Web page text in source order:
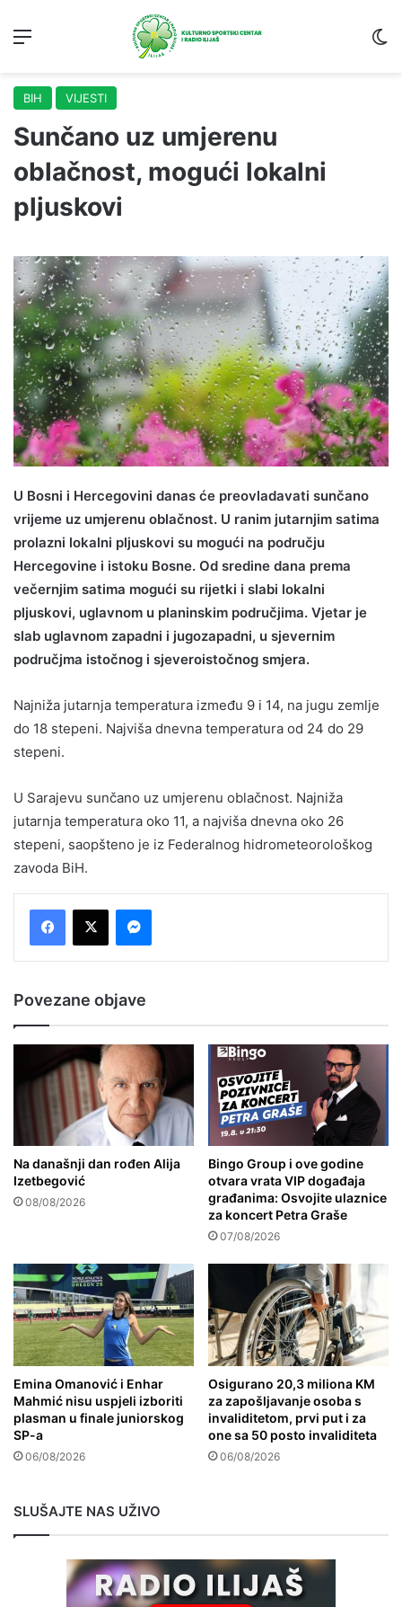
BIH VIJESTI
Sunčano uz umjerenu
oblačnost, mogući lokalni
pljuskovi
U Bosni i Hercegovini danas će preovladavati sunčano
vrijeme uz umjerenu oblačnost. U ranim jutarnjim satima
prolazni lokalni pljuskovi su mogući na području
Hercegovine i istoku Bosne. Od sredine dana prema
večernjim satima mogući su rijetki i slabi lokalni
pljuskovi, uglavnom u planinskim područjima. Vjetar je
slab uglavnom zapadni i jugozapadni, u sjevernim
područjma istočnog i sjeveroistočnog smjera.
Najniža jutarnja temperatura između 9 i 14, na jugu zemlje
do 18 stepeni. Najviša dnevna temperatura od 24 do 29
stepeni.
U Sarajevu sunčano uz umjerenu oblačnost. Najniža
jutarnja temperatura oko 11, a najviša dnevna oko 26
stepeni, saopšteno je iz Federalnog hidrometeorološkog
zavoda BiH.
Povezane objave
Na današnji dan rođen Alija
Izetbegović
08/08/2026
Bingo Group i ove godine
otvara vrata VIP događaja
građanima: Osvojite ulaznice
za koncert Petra Graše
07/08/2026
Emina Omanović i Enhar
Mahmić nisu uspjeli izboriti
plasman u finale juniorskog
SP-a
06/08/2026
Osigurano 20,3 miliona KM
za zapošljavanje osoba s
invaliditetom, prvi put i za
one sa 50 posto invaliditeta
06/08/2026
SLUŠAJTE NAS UŽIVO